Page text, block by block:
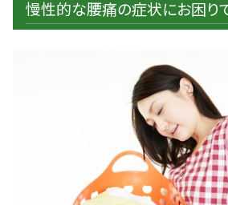
慢性的な腰痛の症状にお困り